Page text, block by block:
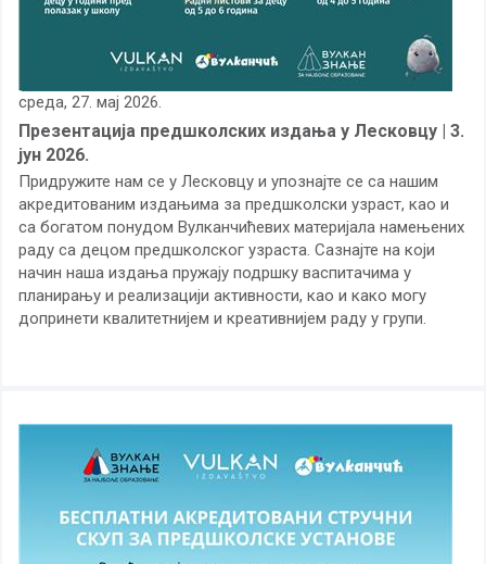
среда, 27. мај 2026.
Презентација предшколских издања у Лесковцу | 3.
јун 2026.
Придружите нам се у Лесковцу и упознајте се са нашим
акредитованим издањима за предшколски узраст, као и
са богатом понудом Вулканчићевих материјала намењених
раду са децом предшколског узраста. Сазнајте на који
начин наша издања пружају подршку васпитачима у
планирању и реализацији активности, као и како могу
допринети квалитетнијем и креативнијем раду у групи.